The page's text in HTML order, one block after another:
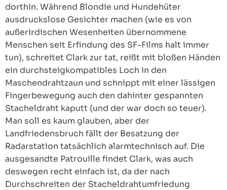
dorthin. Während Blondie und Hundehüter
ausdruckslose Gesichter machen (wie es von
außerirdischen Wesenheiten übernommene
Menschen seit Erfindung des SF-Films halt immer
tun), schreitet Clark zur tat, reißt mit bloßen Händen
ein durchsteigkompatibles Loch in den
Maschendrahtzaun und schnippt mit einer lässigen
Fingerbewegung auch den dahinter gespannten
Stacheldraht kaputt (und der war doch so teuer).
Man soll es kaum glauben, aber der
Landfriedensbruch fällt der Besatzung der
Radarstation tatsächlich alarmtechnisch auf. Die
ausgesandte Patrouille findet Clark, was auch
deswegen recht einfach ist, da der nach
Durchschreiten der Stacheldrahtumfriedung